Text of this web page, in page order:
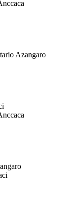
Azangaro